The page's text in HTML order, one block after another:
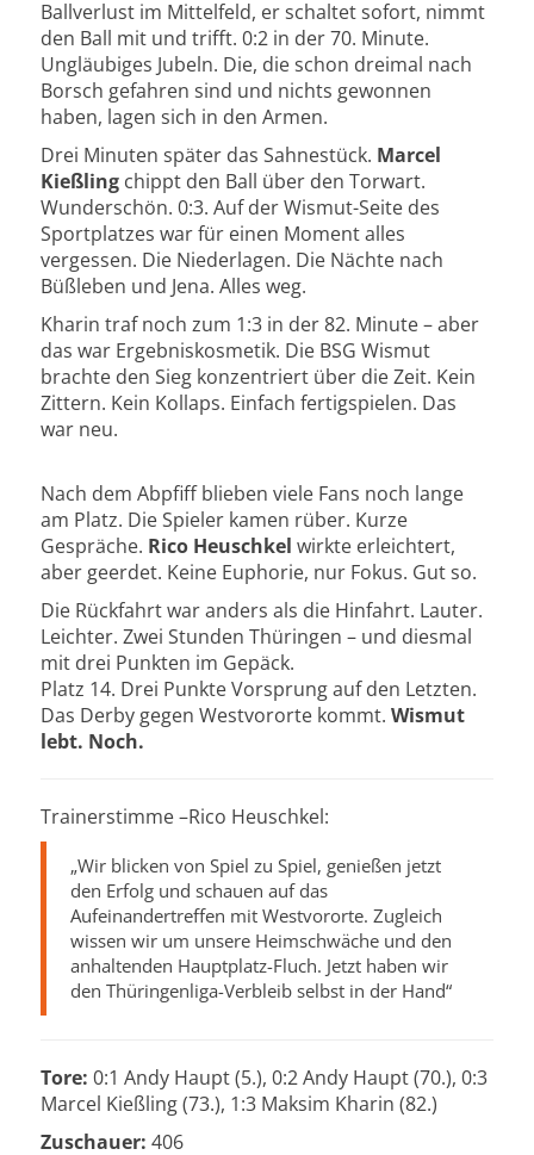
Ballverlust im Mittelfeld, er schaltet sofort, nimmt
den Ball mit und trifft. 0:2 in der 70. Minute.
Ungläubiges Jubeln. Die, die schon dreimal nach
Borsch gefahren sind und nichts gewonnen
haben, lagen sich in den Armen.
Drei Minuten später das Sahnestück. Marcel
Kießlingchippt den Ball über den Torwart.
Wunderschön. 0:3. Auf der Wismut-Seite des
Sportplatzes war für einen Moment alles
vergessen. Die Niederlagen. Die Nächte nach
Büßleben und Jena. Alles weg.
Kharin traf noch zum 1:3 in der 82. Minute – aber
das war Ergebniskosmetik. Die BSG Wismut
brachte den Sieg konzentriert über die Zeit. Kein
Zittern. Kein Kollaps. Einfach fertigspielen. Das
war neu.
Nach dem Abpfiff blieben viele Fans noch lange
am Platz. Die Spieler kamen rüber. Kurze
Gespräche. Rico Heuschkel wirkte erleichtert,
aber geerdet. Keine Euphorie, nur Fokus. Gut so.
Die Rückfahrt war anders als die Hinfahrt. Lauter.
Leichter. Zwei Stunden Thüringen – und diesmal
mit drei Punkten im Gepäck.
Platz 14. Drei Punkte Vorsprung auf den Letzten.
Das Derby gegen Westvororte kommt. Wismut
lebt. Noch.
Trainerstimme –Rico Heuschkel:
„Wir blicken von Spiel zu Spiel, genießen jetzt
den Erfolg und schauen auf das
Aufeinandertreffen mit Westvororte. Zugleich
wissen wir um unsere Heimschwäche und den
anhaltenden Hauptplatz-Fluch. Jetzt haben wir
den Thüringenliga-Verbleib selbst in der Hand“
Tore: 0:1 Andy Haupt (5.), 0:2 Andy Haupt (70.), 0:3
Marcel Kießling (73.), 1:3 Maksim Kharin (82.)
Zuschauer: 406